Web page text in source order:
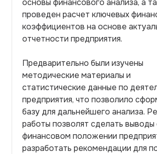
основы финансового анализа, а
проведен расчет ключевых
коэффициентов на основе
отчетности предприятия.
Предварительно были изучены
методические материалы и
статистические данные по
предприятия, что позволило
базу для дальнейшего анализа.
работы позволят сделать выводы
финансовом положении
разработать рекомендации для